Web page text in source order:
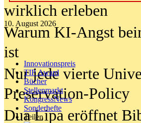
10. August 2026
Innovationspreis
TIP Award
Bücher
Stellenmarkt
KongressNews
Sonderhefte
Teilen
wirklich erleben
Warum KI-Angst
ist
Nur jede vierte
Preservation-Policy
Dua Lipa eröffnet